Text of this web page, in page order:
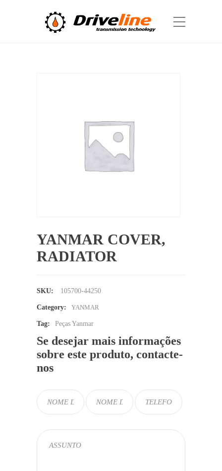
YANMAR COVER,
RADIATOR
SKU: 105700-44250
Category: YANMAR
Tag: Peças Yanmar
Se desejar mais informações
sobre este produto, contacte-
nos